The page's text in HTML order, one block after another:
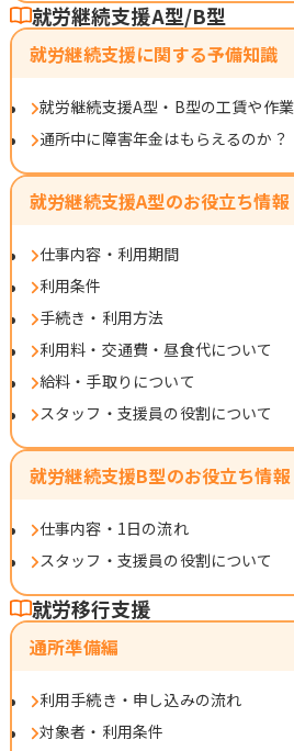
就労継続支援A型/B型
就労継続支援に関する予備知識
就労継続支援A型・B型の工賃や作
通所中に障害年金はもらえるのか？
就労継続支援A型のお役立ち情報
仕事内容・利用期間
利用条件
手続き・利用方法
利用料・交通費・昼食代について
給料・手取りについて
スタッフ・支援員の役割について
就労継続支援B型のお役立ち情報
仕事内容・1日の流れ
スタッフ・支援員の役割について
就労移行支援
通所準備編
利用手続き・申し込みの流れ
対象者・利用条件